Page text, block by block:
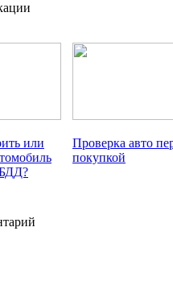
или
Проверка авто
покупкой